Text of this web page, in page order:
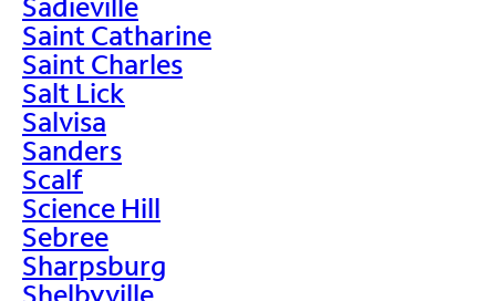
Saint Catharine
Saint Charles
Salt Lick
Salvisa
Sanders
Scalf
Science Hill
Sebree
Sharpsburg
Shelbyville